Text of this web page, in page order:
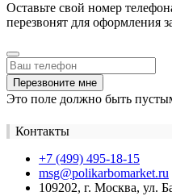
Оставьте свой номер
перезвонят для оформления
Перезвоните мне
Это поле должно быть
Контакты
+7 (499) 495-18-15
msg@polikarbomarket.ru
109202, г. Москва, ул.